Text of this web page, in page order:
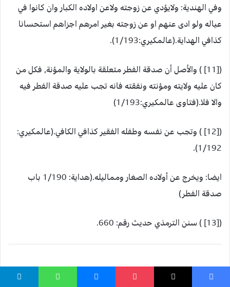
وفي الهندية: ولايؤدي عن زوجته ولاعن اولاده الكبار وان كانوا في
عياله ولو ادى عنهم او عن زوجته بغير امرهم اجزاهم استحسانا
كذافي الهداية.(عالمكيري:1/193).
([11] ) والأصل أن صدقة الفطر متعلقة بالولاية والمؤنة, فكل من
كان عليه ولايته ومؤنته ونفقته فانه تجب عليه صدقة الفطر فيه
والا فلا.(فتاوى عالمكيري:1/193)
([12] ) وتجب عن نفسه وطفله الفقير كذافي الكافي.(عالمكيري:
1/192).
ايضا: ويخرج عن أولاده الصغار ومماليله.(هداية: 1/190 باب
صدقة الفطر)
([13] ) سنن الترمذي حديث رقم: 660.